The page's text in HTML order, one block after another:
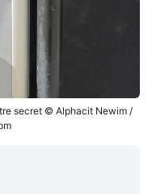
secret © Alphacit Newim /